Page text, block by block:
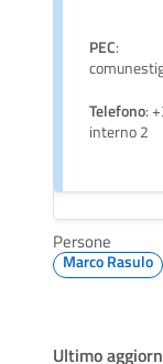
PEC:
Telefono:
interno 2
Persone
Marco Rasulo
Ultimo